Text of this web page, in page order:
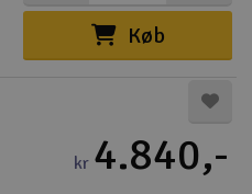
Køb
kr 4.840,-